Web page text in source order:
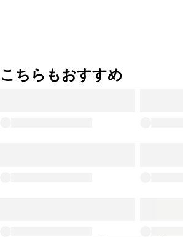
こちらもおすすめ